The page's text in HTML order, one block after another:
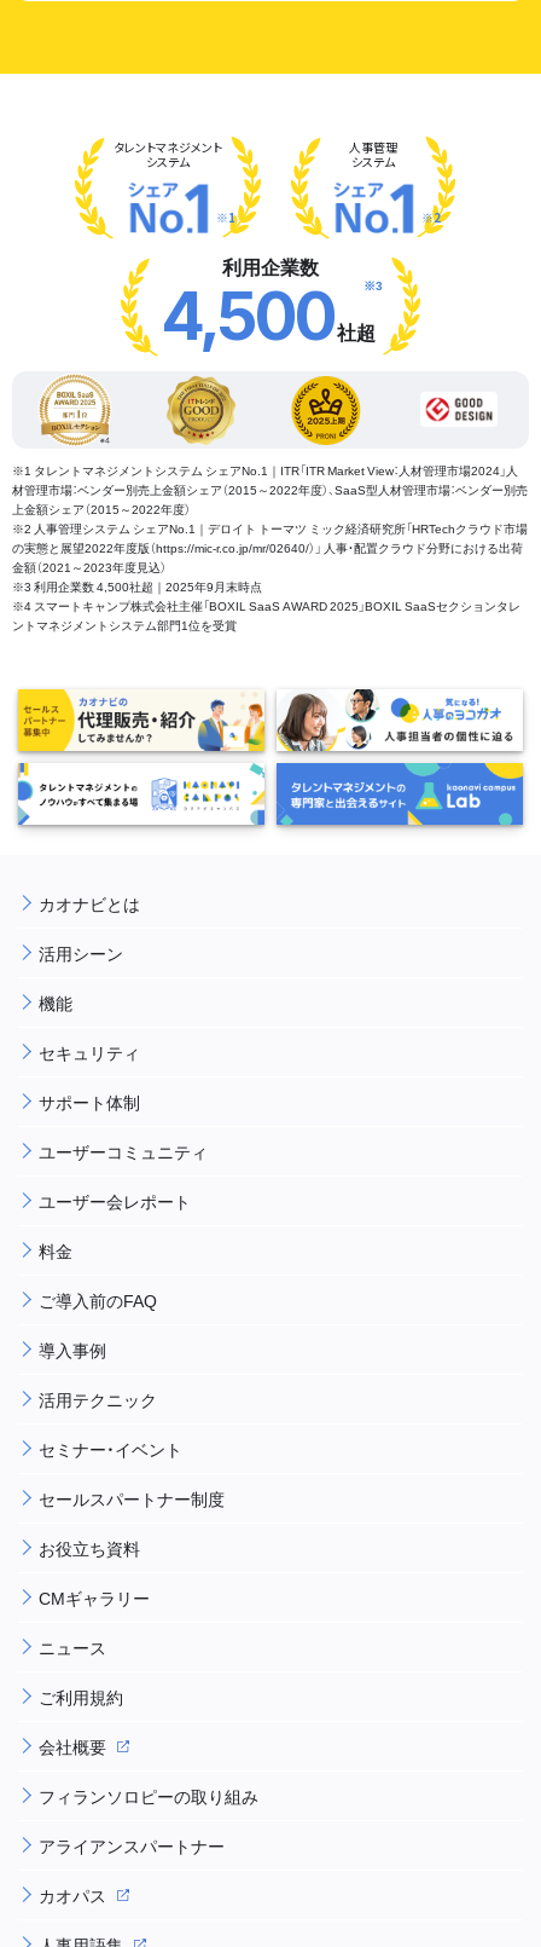
タレントマネジメント
システム
※1
人事管理
システム
※2
利用企業数
4,500社超
※3
※1 タレントマネジメントシステム シェアNo.1｜ITR「ITR Market View：人材管理市場2024」人
材管理市場：ベンダー別売上金額シェア（2015～2022年度）、SaaS型人材管理市場：ベンダー別売
上金額シェア（2015～2022年度）
※2 人事管理システム シェアNo.1｜デロイト トーマツ ミック経済研究所「HRTechクラウド市場
の実態と展望2022年度版（https://mic-r.co.jp/mr/02640/）」 人事・配置クラウド分野における出荷
金額（2021～2023年度見込）
※3 利用企業数 4,500社超｜2025年9月末時点
※4 スマートキャンプ株式会社主催「BOXIL SaaS AWARD 2025」BOXIL SaaSセクションタレ
ントマネジメントシステム部門1位を受賞
カオナビとは
活用シーン
機能
セキュリティ
サポート体制
ユーザーコミュニティ
ユーザー会レポート
料金
ご導入前のFAQ
導入事例
活用テクニック
セミナー・イベント
セールスパートナー制度
お役立ち資料
CMギャラリー
ニュース
ご利用規約
会社概要
フィランソロピーの取り組み
アライアンスパートナー
カオパス